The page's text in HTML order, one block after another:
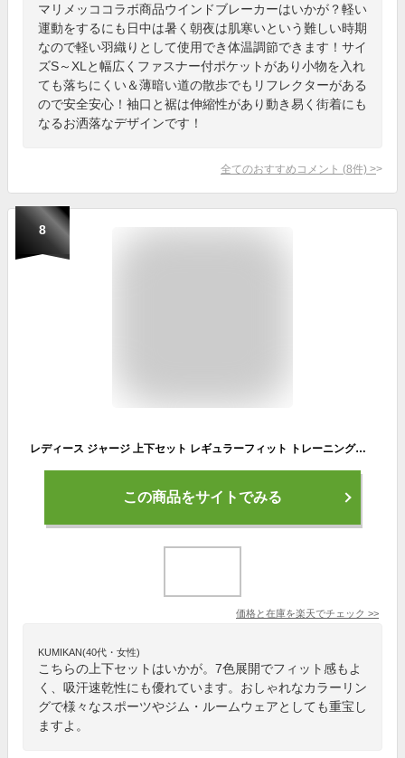
マリメッココラボ商品ウインドブレーカーはいかが？軽い
運動をするにも日中は暑く朝夜は肌寒いという難しい時期
なので軽い羽織りとして使用でき体温調節できます！サイ
ズS～XLと幅広くファスナー付ポケットがあり小物を入れ
ても落ちにくい＆薄暗い道の散歩でもリフレクターがある
ので安全安心！袖口と裾は伸縮性があり動き易く街着にも
なるお洒落なデザインです！
全てのおすすめコメント (8件) >
8
レディース ジャージ 上下セット レギュラーフィット トレーニングウェア スポーツウェア セットアップ ホワイト ジム トレーニング 運動会 パンツ ウェア ルームウェア マラソン フィットネス ランニング ウォーキング 部屋着 吸汗速乾 ジャージー ISS-2890 《RFTS》
この商品をサイトでみる
価格と在庫を楽天でチェック >>
KUMIKAN(40代・女性)
こちらの上下セットはいかが。7色展開でフィット感もよ
く、吸汗速乾性にも優れています。おしゃれなカラーリン
グで様々なスポーツやジム・ルームウェアとしても重宝し
ますよ。